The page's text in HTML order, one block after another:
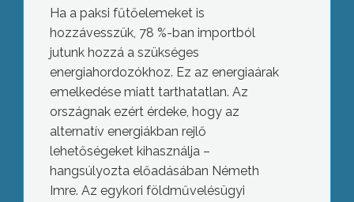
Ha a paksi fűtőelemeket is
hozzávesszük, 78 %-ban importból
jutunk hozzá a szükséges
energiahordozókhoz. Ez az energiaárak
emelkedése miatt tarthatatlan. Az
országnak ezért érdeke, hogy az
alternatív energiákban rejlő
lehetőségeket kihasználja –
hangsúlyozta előadásában Németh
Imre. Az egykori földművelésügyi